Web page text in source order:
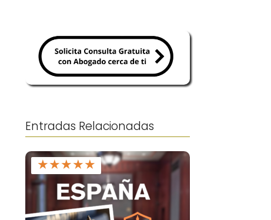
Entradas Relacionadas
★★★★★